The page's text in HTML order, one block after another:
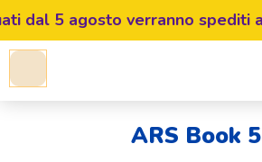
5 agosto verranno spediti a
ARS Book